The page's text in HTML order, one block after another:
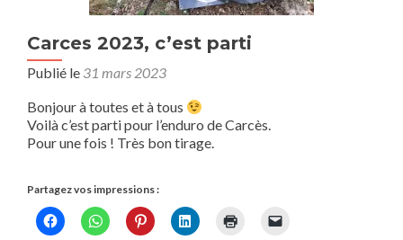
Carces 2023, c’est parti
Publié le 31 mars 2023
Bonjour à toutes et à tous
Voilà c’est parti pour l’enduro de Carcès.
Pour une fois ! Très bon tirage.
Partagez vos impressions :